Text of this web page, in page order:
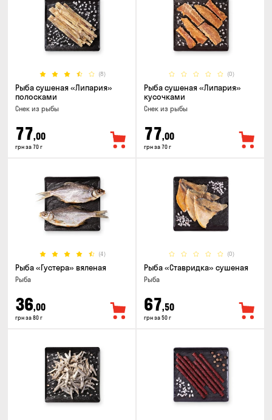
(8)
Рыба сушеная «Липария»
полосками
Снек из рыбы
77,00
грн за 70 г
(0)
Рыба сушеная «Липария»
кусочками
Снек из рыбы
77,00
грн за 70 г
(4)
Рыба «Густера» вяленая
Рыба
36,00
грн за 80 г
(0)
Рыба «Ставридка» сушеная
Рыба
67,50
грн за 50 г